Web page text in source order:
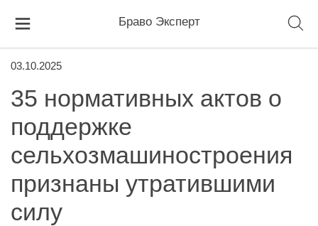
Браво Эксперт
03.10.2025
35 нормативных актов о
поддержке
сельхозмашиностроения
признаны утратившими
силу